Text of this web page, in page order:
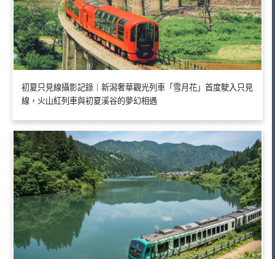
初夏只見線攝影記錄｜新潟奢華觀光列車「雪月花」首度駛入只見
線，火山紅列車與初夏溪谷的夢幻相遇